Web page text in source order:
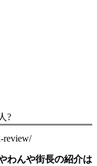
?
review/
わんや街長の紹介は